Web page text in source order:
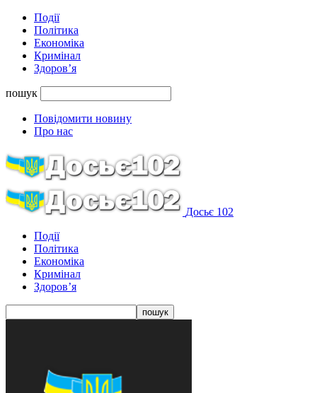
Події
Політика
Економіка
Кримінал
Здоров’я
пошук
Повідомити новину
Про нас
Досьє 102
Події
Політика
Економіка
Кримінал
Здоров’я